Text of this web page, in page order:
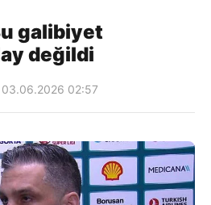
galibiyet
değildi
03.06.2026 02:57